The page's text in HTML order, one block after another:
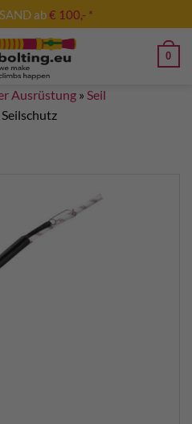
ab€ 100,- *
0
Ausrüstung » Seil